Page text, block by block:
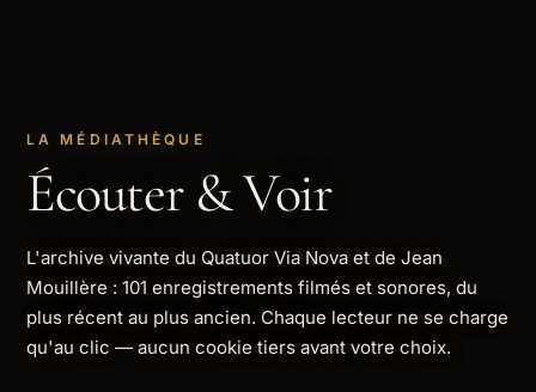
LA MÉDIATHÈQUE
Écouter & Voir
L'archive vivante du Quatuor Via Nova et de Jean
Mouillère : 101 enregistrements filmés et sonores, du
plus récent au plus ancien. Chaque lecteur ne se charge
qu'au clic — aucun cookie tiers avant votre choix.